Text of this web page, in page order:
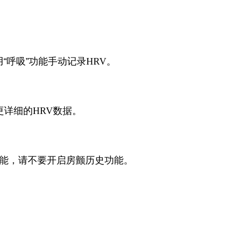
呼吸”功能手动记录HRV。
详细的HRV数据。
，请不要开启房颤历史功能。